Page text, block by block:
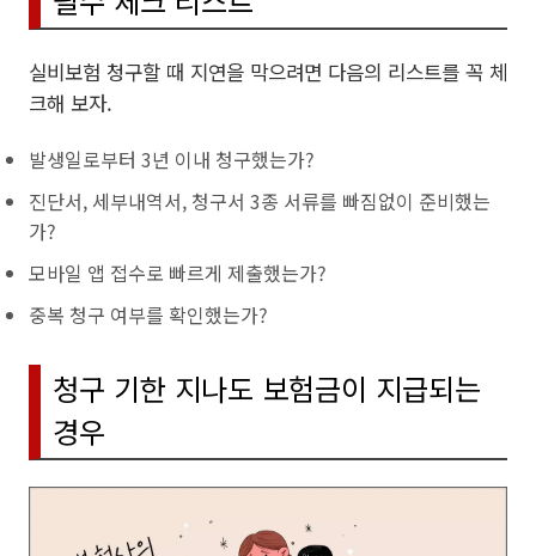
실비보험 청구할 때 지연을 막으려면 다음의 리스트를 꼭 체
크해 보자.
발생일로부터 3년 이내 청구했는가?
진단서, 세부내역서, 청구서 3종 서류를 빠짐없이 준비했는
가?
모바일 앱 접수로 빠르게 제출했는가?
중복 청구 여부를 확인했는가?
청구 기한 지나도 보험금이 지급되는
경우